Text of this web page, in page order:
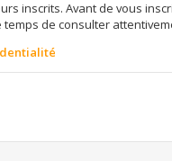
inscrits. Avant de vous
de consulter